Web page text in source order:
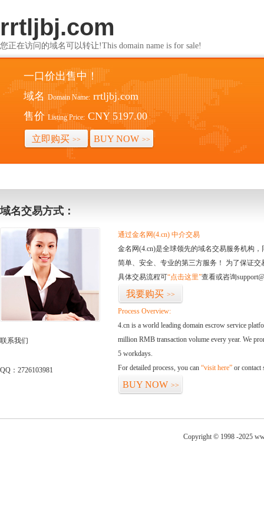
rrtljbj.com
您正在访问的域名可以转让!This domain name is for sale!
一口价出售中！
域名 Domain Name: rrtljbj.com
售价 Listing Price: CNY 5197.00
立即购买 >> BUY NOW >>
域名交易方式：
联系我们
QQ：2726103981
通过金名网(4.cn) 中介交易
金名网(4.cn)是全球领先的域名交易服务机构
简单、安全、专业的第三方服务！ 为了保证
具体交易流程可“点击这里”查看或咨询
我要购买 >>
Process Overview:
4.cn is a world leading domain escrow service
million RMB transaction volume every year. We
5 workdays.
For detailed process, you can “visit here” or contact
BUY NOW >>
Copyright © 1998 -2025